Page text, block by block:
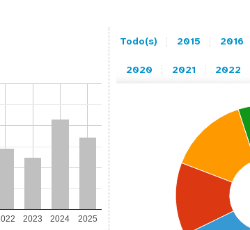
2023 2024 2025
Todo(s) 2015 2016
2020 2021 2022